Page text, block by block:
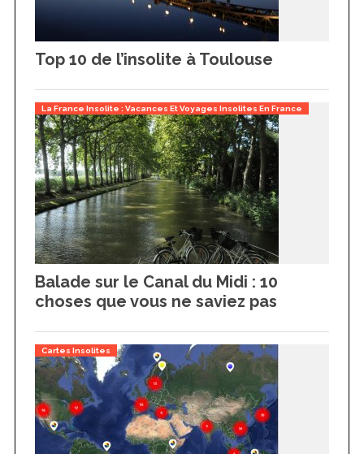
Top 10 de l’insolite à Toulouse
La France Insolite : Vacances Et Voyages Insolites En France
Balade sur le Canal du Midi : 10
choses que vous ne saviez pas
Cartes Insolites